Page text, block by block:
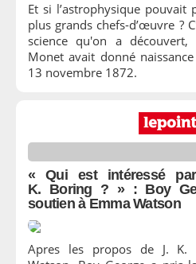
Et si l’astrophysique pouvait
plus grands chefs-d’œuvre ?
science qu'on a
Monet avait donné
13 novembre 1872.
« Qui est intéressé
K. Boring ? » : Boy
soutien à Emma Watson
Apres les propos de J. K.